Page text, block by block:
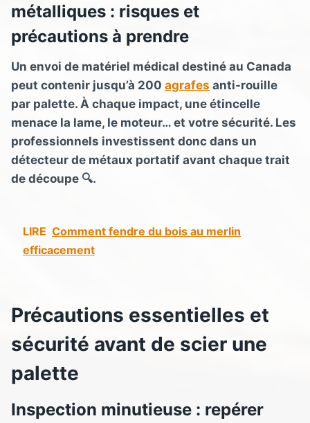
métalliques : risques et
précautions à prendre
Un envoi de matériel médical destiné au Canada
peut contenir jusqu’à 200 agrafes anti-rouille
par palette. À chaque impact, une étincelle
menace la lame, le moteur… et votre sécurité. Les
professionnels investissent donc dans un
détecteur de métaux portatif avant chaque trait
de découpe 🔍.
LIRE Comment fendre du bois au merlin
efficacement
Précautions essentielles et
sécurité avant de scier une
palette
Inspection minutieuse : repérer